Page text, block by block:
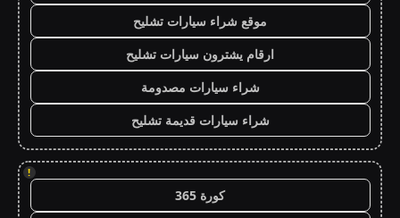
موقع شراء سيارات تشليح
ارقام يشترون سيارات تشليح
شراء سيارات مصدومة
شراء سيارات قديمة تشليح
!
كورة 365